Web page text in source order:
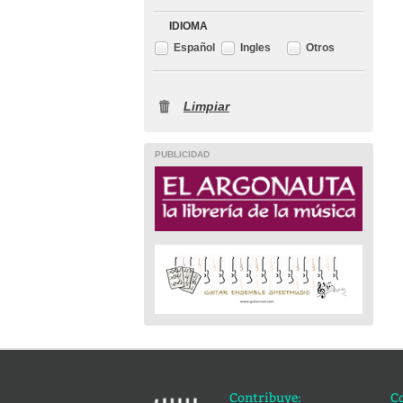
IDIOMA
Español
Ingles Otros
Limpiar
PUBLICIDAD
Contribuye: